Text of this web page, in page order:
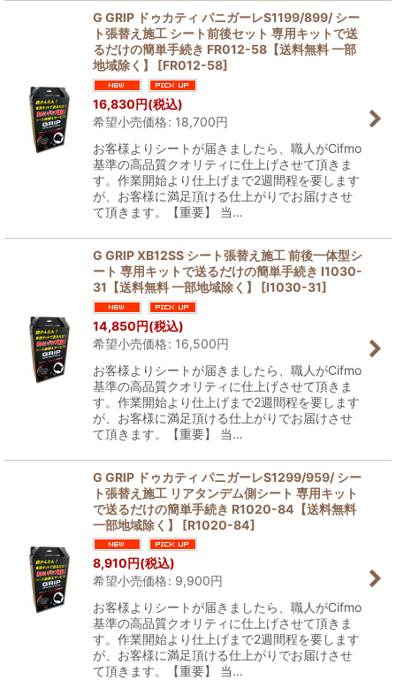
G GRIP ドゥカティ パニガーレS1199/899/ シー
ト張替え施工 シート前後セット 専用キットで送
るだけの簡単手続き FR012-58【送料無料 一部
地域除く】
[FR012-58]
16,830円(税込)
希望小売価格: 18,700円
お客様よりシートが届きましたら、職人がCifmo
基準の高品質クオリティに仕上げさせて頂きま
す。作業開始より仕上げまで2週間程を要します
が、お客様に満足頂ける仕上がりでお届けさせ
て頂きます。【重要】 当…
G GRIP XB12SS シート張替え施工 前後一体型シ
ート 専用キットで送るだけの簡単手続き I1030-
31【送料無料 一部地域除く】
[I1030-31]
14,850円(税込)
希望小売価格: 16,500円
お客様よりシートが届きましたら、職人がCifmo
基準の高品質クオリティに仕上げさせて頂きま
す。作業開始より仕上げまで2週間程を要します
が、お客様に満足頂ける仕上がりでお届けさせ
て頂きます。【重要】 当…
G GRIP ドゥカティ パニガーレS1299/959/ シー
ト張替え施工 リアタンデム側シート 専用キット
で送るだけの簡単手続き R1020-84【送料無料
一部地域除く】
[R1020-84]
8,910円(税込)
希望小売価格: 9,900円
お客様よりシートが届きましたら、職人がCifmo
基準の高品質クオリティに仕上げさせて頂きま
す。作業開始より仕上げまで2週間程を要します
が、お客様に満足頂ける仕上がりでお届けさせ
て頂きます。【重要】 当…